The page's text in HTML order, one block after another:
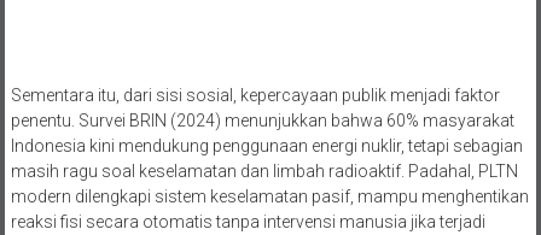
Sementara itu, dari sisi sosial, kepercayaan publik menjadi faktor
penentu. Survei BRIN (2024) menunjukkan bahwa 60% masyarakat
Indonesia kini mendukung penggunaan energi nuklir, tetapi sebagian
masih ragu soal keselamatan dan limbah radioaktif. Padahal, PLTN
modern dilengkapi sistem keselamatan pasif, mampu menghentikan
reaksi fisi secara otomatis tanpa intervensi manusia jika terjadi